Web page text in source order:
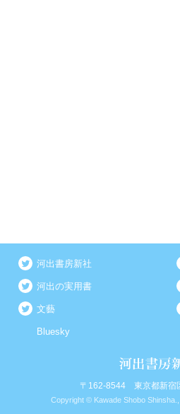
河出書房新社
河出の実用書
文藝
Bluesky
〒162-8544 東京都新宿
Copyright © Kawade Shobo